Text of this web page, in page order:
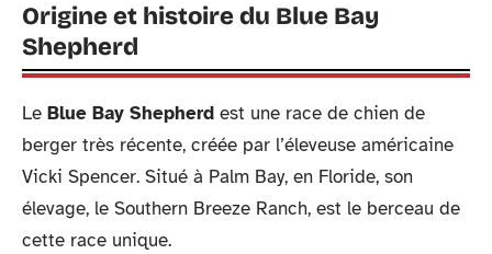
Origine et histoire du Blue Bay
Shepherd
Le Blue Bay Shepherd est une race de chien de
berger très récente, créée par l’éleveuse américaine
Vicki Spencer. Situé à Palm Bay, en Floride, son
élevage, le Southern Breeze Ranch, est le berceau de
cette race unique.